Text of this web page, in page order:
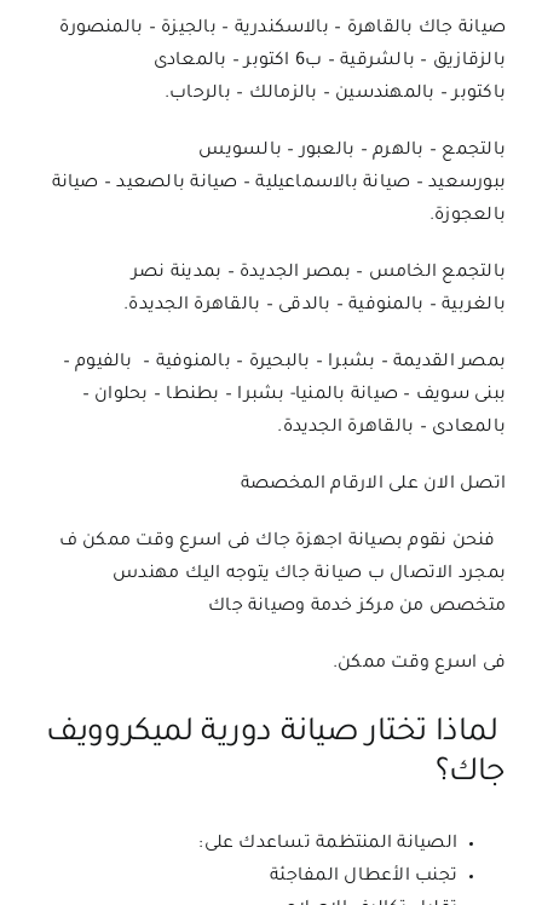
صيانة جاك بالقاهرة – بالاسكندرية – بالجيزة – بالمنصورة
بالزقازيق – بالشرقية – ب6 اكتوبر – بالمعادى
باكتوبر – بالمهندسين – بالزمالك – بالرحاب.
بالتجمع – بالهرم – بالعبور – بالسويس
ببورسعيد – صيانة بالاسماعيلية – صيانة بالصعيد – صيانة
بالعجوزة.
بالتجمع الخامس – بمصر الجديدة – بمدينة نصر
بالغربية – بالمنوفية – بالدقى – بالقاهرة الجديدة.
بمصر القديمة – بشبرا – بالبحيرة – بالمنوفية – بالفيوم –
ببنى سويف – صيانة بالمنيا- بشبرا – بطنطا – بحلوان –
بالمعادى – بالقاهرة الجديدة.
اتصل الان على الارقام المخصصة
فنحن نقوم بصيانة اجهزة جاك فى اسرع وقت ممكن ف
بمجرد الاتصال ب صيانة جاك يتوجه اليك مهندس
متخصص من مركز خدمة وصيانة جاك
فى اسرع وقت ممكن.
لماذا تختار صيانة دورية لميكروويف
جاك؟
الصيانة المنتظمة تساعدك على:
تجنب الأعطال المفاجئة